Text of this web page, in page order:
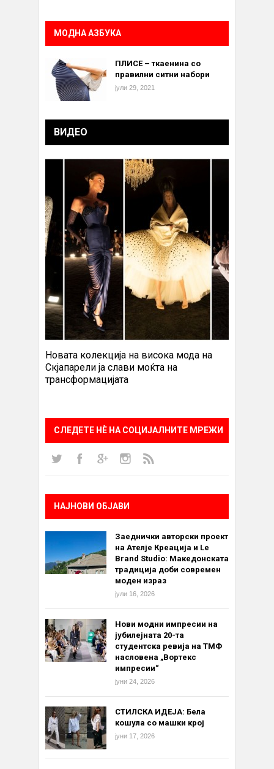
МОДНА АЗБУКА
ПЛИСЕ – ткаенина со
правилни ситни набори
јули 29, 2021
ВИДЕО
Новата колекција на висока мода на
Скјапарели ја слави моќта на
трансформацијата
СЛЕДЕТЕ НÈ НА СОЦИЈАЛНИТЕ МРЕЖИ
НАЈНОВИ ОБЈАВИ
Заеднички авторски проект
на Ателје Креација и Le
Brand Studio: Македонската
традиција доби современ
моден израз
јули 16, 2026
Нови модни импресии на
јубилејната 20-та
студентска ревија на ТМФ
насловена „Вортекс
импресии“
јуни 24, 2026
СТИЛСКА ИДЕЈА: Бела
кошула со машки крој
јуни 17, 2026